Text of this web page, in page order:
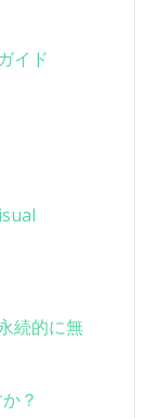
イド
続的に無
？